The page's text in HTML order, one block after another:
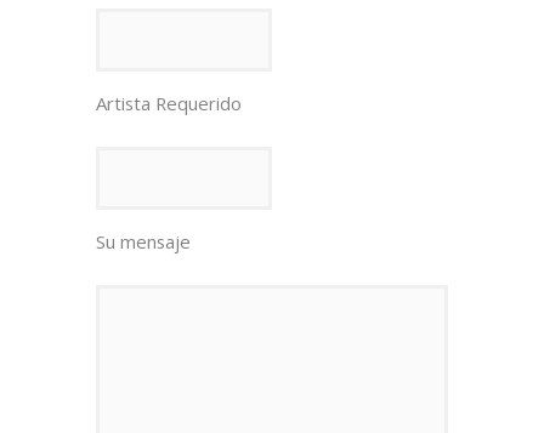
Artista Requerido
Su mensaje